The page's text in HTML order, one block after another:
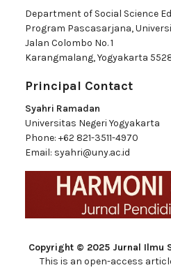
Department of Social Science
Program Pascasarjana,
Jalan Colombo No. 1
Karangmalang, Yogyakarta
Principal Contact
Syahri Ramadan
Universitas Negeri Yogyakarta
Phone: +62 821-3511-4970
Email: syahri@uny.ac.id
Copyright © 2025 Jurnal Ilmu
This is an open-access